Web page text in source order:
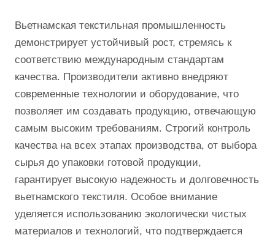
Вьетнамская текстильная промышленность
демонстрирует устойчивый рост, стремясь к
соответствию международным стандартам
качества. Производители активно внедряют
современные технологии и оборудование, что
позволяет им создавать продукцию, отвечающую
самым высоким требованиям. Строгий контроль
качества на всех этапах производства, от выбора
сырья до упаковки готовой продукции,
гарантирует высокую надежность и долговечность
вьетнамского текстиля. Особое внимание
уделяется использованию экологически чистых
материалов и технологий, что подтверждается